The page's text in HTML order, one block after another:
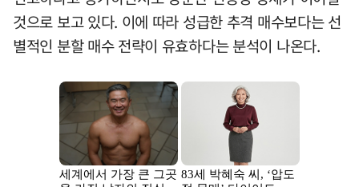
것으로 보고 있다. 이에 따라 성급한 추격 매수보다는 선
별적인 분할 매수 전략이 유효하다는 분석이 나온다.